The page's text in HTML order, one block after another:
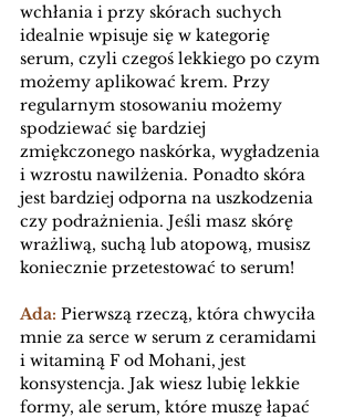
wchłania i przy skórach suchych
idealnie wpisuje się w kategorię
serum, czyli czegoś lekkiego po czym
możemy aplikować krem. Przy
regularnym stosowaniu możemy
spodziewać się bardziej
zmiękczonego naskórka, wygładzenia
i wzrostu nawilżenia. Ponadto skóra
jest bardziej odporna na uszkodzenia
czy podrażnienia. Jeśli masz skórę
wrażliwą, suchą lub atopową, musisz
koniecznie przetestować to serum!
Ada: Pierwszą rzeczą, która chwyciła
mnie za serce w serum z ceramidami
i witaminą F od Mohani, jest
konsystencja. Jak wiesz lubię lekkie
formy, ale serum, które muszę łapać